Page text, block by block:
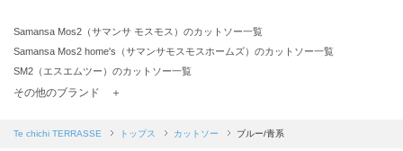
Samansa Mos2（サマンサ モスモス）のカットソー一覧
Samansa Mos2 home's（サマンサモスモスホームズ）のカットソー一覧
SM2（エスエムツー）のカットソー一覧
TSUHARU by Samansa Mos2（ツハルバイサマンサモスモス）のカットソー一覧
Samansa Mos2 blue（サマンサモスモス ブルー）のカットソー一覧
その他のブランド ＋
Te chichi TERRASSE トップス カットソー ブルー/青系